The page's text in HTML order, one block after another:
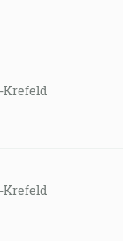
Krefeld
Krefeld